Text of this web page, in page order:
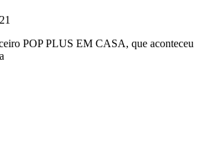
POP PLUS EM CASA, que aconteceu